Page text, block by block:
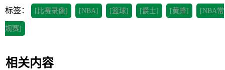
标签： [比赛录像] [NBA] [篮球] [爵士] [黄蜂] [NBA常
规赛]
相关内容